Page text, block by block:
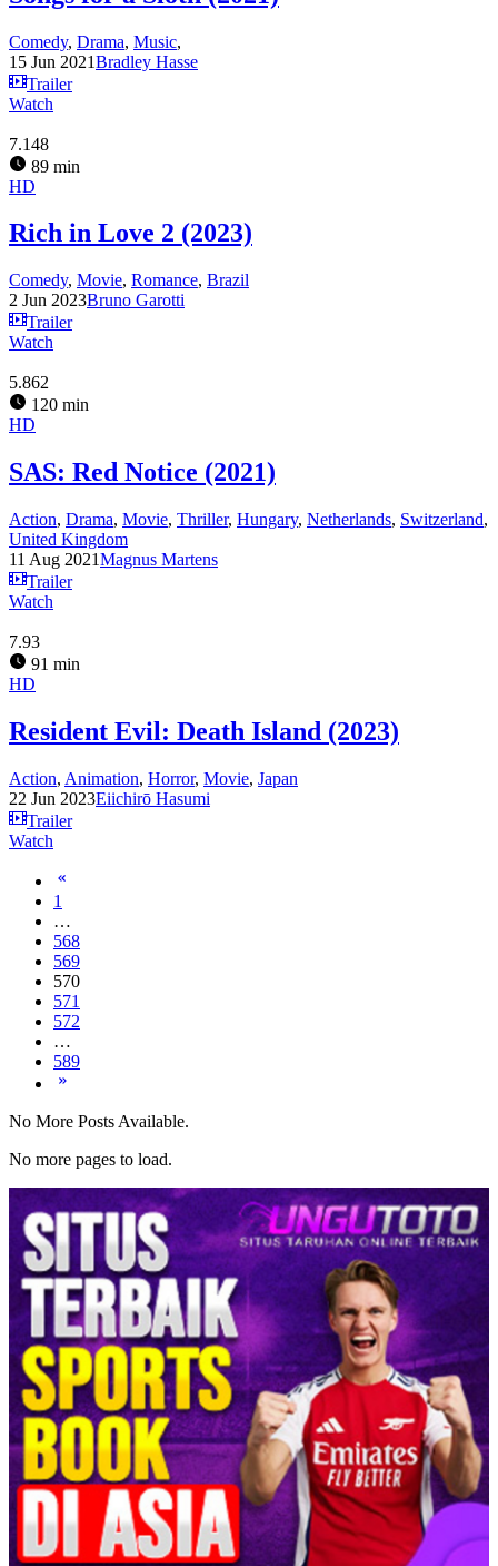
Comedy, Drama, Music,
15 Jun 2021Bradley Hasse
Trailer
Watch
7.148
89 min
HD
Rich in Love 2 (2023)
Comedy, Movie, Romance, Brazil
2 Jun 2023Bruno Garotti
Trailer
Watch
5.862
120 min
HD
SAS: Red Notice (2021)
Action, Drama, Movie, Thriller, Hungary, Netherlands, Switzerland,
United Kingdom
11 Aug 2021Magnus Martens
Trailer
Watch
7.93
91 min
HD
Resident Evil: Death Island (2023)
Action, Animation, Horror, Movie, Japan
22 Jun 2023Eiichirō Hasumi
Trailer
Watch
1
…
568
569
570
571
572
…
589
No More Posts Available.
No more pages to load.